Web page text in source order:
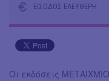
ΕΙΣΟΔΟΣ ΕΛΕΥΘΕΡΗ
Οι εκδόσεις